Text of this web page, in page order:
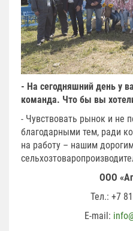
- На сегодняшний день у
команда. Что бы вы
- Чувствовать рынок и не
благодарными тем, ради
на работу – нашим
ООО
Тел.: +7
E-mail: